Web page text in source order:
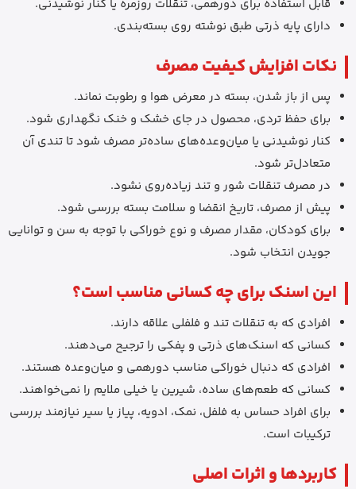
قابل استفاده برای دورهمی، تنقلات روزمره یا کنار نوشیدنی.
دارای پایه ذرتی طبق نوشته روی بسته‌بندی.
نکات افزایش کیفیت مصرف
پس از باز شدن، بسته در معرض هوا و رطوبت نماند.
برای حفظ تردی، محصول در جای خشک و خنک نگهداری شود.
کنار نوشیدنی یا میان‌وعده‌های ساده‌تر مصرف شود تا تندی آن
متعادل‌تر شود.
در مصرف تنقلات شور و تند زیاده‌روی نشود.
پیش از مصرف، تاریخ انقضا و سلامت بسته بررسی شود.
برای کودکان، مقدار مصرف و نوع خوراکی با توجه به سن و توانایی
جویدن انتخاب شود.
این اسنک برای چه کسانی مناسب است؟
افرادی که به تنقلات تند و فلفلی علاقه دارند.
کسانی که اسنک‌های ذرتی و پفکی را ترجیح می‌دهند.
افرادی که دنبال خوراکی مناسب دورهمی و میان‌وعده هستند.
کسانی که طعم‌های ساده، شیرین یا خیلی ملایم را نمی‌خواهند.
برای افراد حساس به فلفل، نمک، ادویه، پیاز یا سیر نیازمند بررسی
ترکیبات است.
کاربردها و اثرات اصلی